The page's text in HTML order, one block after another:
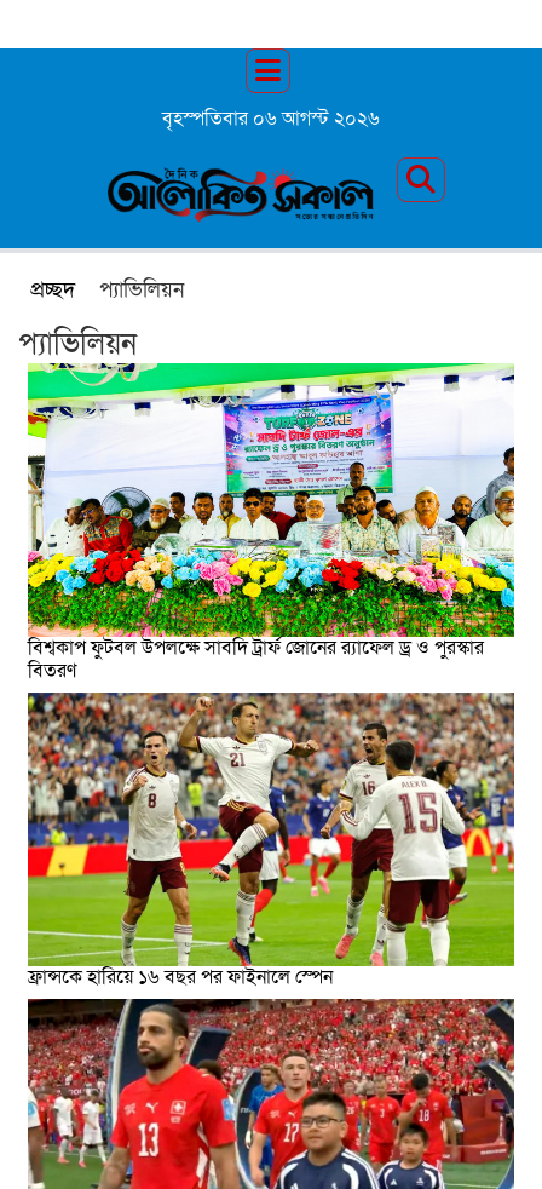
বৃহস্পতিবার ০৬ আগস্ট ২০২৬
প্রচ্ছদ প্যাভিলিয়ন
প্যাভিলিয়ন
বিশ্বকাপ ফুটবল উপলক্ষে সাবদি ট্রার্ফ জোনের র‍্যাফেল ড্র ও পুরস্কার
বিতরণ
ফ্রান্সকে হারিয়ে ১৬ বছর পর ফাইনালে স্পেন